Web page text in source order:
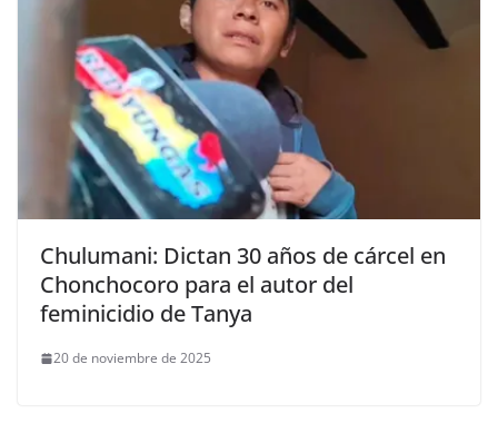
Chulumani: Dictan 30 años de cárcel en
Chonchocoro para el autor del
feminicidio de Tanya
20 de noviembre de 2025